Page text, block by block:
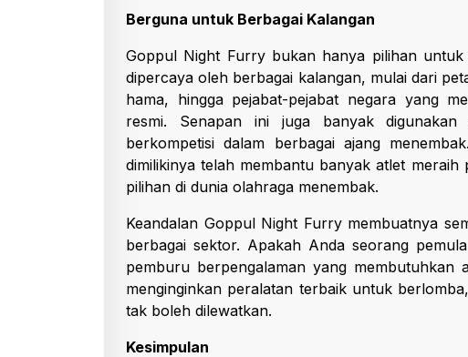
Berguna untuk Berbagai Kalangan
Goppul Night Furry bukan hanya pilihan
dipercaya oleh berbagai kalangan, mulai dari
hama, hingga pejabat-pejabat negara yang
resmi. Senapan ini juga banyak
berkompetisi dalam berbagai ajang
dimilikinya telah membantu banyak atlet meraih
pilihan di dunia olahraga menembak.
Keandalan Goppul Night Furry membuatnya
berbagai sektor. Apakah Anda seorang
pemburu berpengalaman yang
menginginkan peralatan terbaik untuk
tak boleh dilewatkan.
Kesimpulan